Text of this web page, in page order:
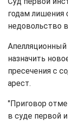
годам лишения
недовольство
назначить
пресечения с
арест.
"Приговор
в суде первой